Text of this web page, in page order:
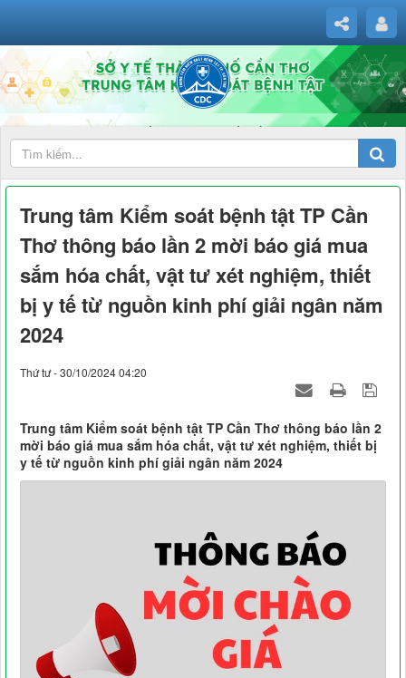
Trung tâm Kiểm soát bệnh tật TP Cần
Thơ thông báo lần 2 mời báo giá mua
sắm hóa chất, vật tư xét nghiệm, thiết
bị y tế từ nguồn kinh phí giải ngân năm
2024
Thứ tư - 30/10/2024 04:20
Trung tâm Kiểm soát bệnh tật TP Cần Thơ thông báo lần 2
mời báo giá mua sắm hóa chất, vật tư xét nghiệm, thiết bị
y tế từ nguồn kinh phí giải ngân năm 2024